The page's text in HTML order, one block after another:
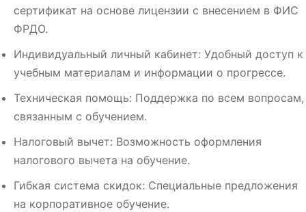
сертификат на основе лицензии с внесением в ФИС
ФРДО.
Индивидуальный личный кабинет: Удобный доступ к
учебным материалам и информации о прогрессе.
Техническая помощь: Поддержка по всем вопросам,
связанным с обучением.
Налоговый вычет: Возможность оформления
налогового вычета на обучение.
Гибкая система скидок: Специальные предложения
на корпоративное обучение.